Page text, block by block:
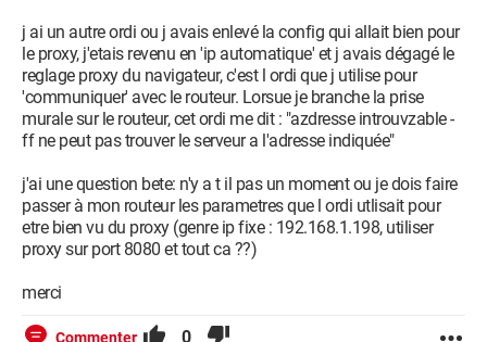
j ai un autre ordi ou j avais enlevé la config qui allait bien pour
le proxy, j'etais revenu en 'ip automatique' et j avais dégagé le
reglage proxy du navigateur, c'est l ordi que j utilise pour
'communiquer' avec le routeur. Lorsue je branche la prise
murale sur le routeur, cet ordi me dit : "azdresse introuvzable -
ff ne peut pas trouver le serveur a l'adresse indiquée"
j'ai une question bete: n'y a t il pas un moment ou je dois faire
passer à mon routeur les parametres que l ordi utlisait pour
etre bien vu du proxy (genre ip fixe : 192.168.1.198, utiliser
proxy sur port 8080 et tout ca ??)
merci
Commenter 0